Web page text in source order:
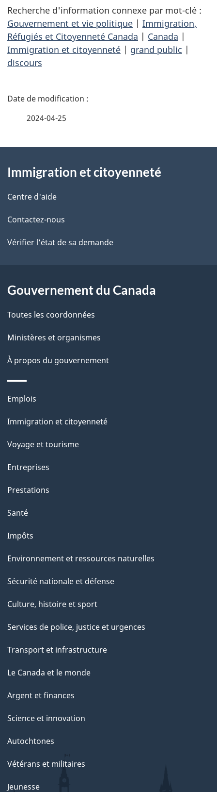
Recherche d'information connexe par mot-clé :
Gouvernement et vie politique | Immigration,
Réfugiés et Citoyenneté Canada | Canada |
Immigration et citoyenneté | grand public |
discours
D
i
l
s
d
l
a
g
e
2024-04-25
propos
de
ce
site
Immigration et citoyenneté
Centre d'aide
Contactez-nous
Vérifier l’état de sa demande
Gouvernement du Canada
Toutes les coordonnées
Ministères et organismes
À propos du gouvernement
Thèmes
sujets
Emplois
Immigration et citoyenneté
Voyage et tourisme
Entreprises
Prestations
Santé
Impôts
Environnement et ressources naturelles
Sécurité nationale et défense
Culture, histoire et sport
Services de police, justice et urgences
Transport et infrastructure
Le Canada et le monde
Argent et finances
Science et innovation
Autochtones
Vétérans et militaires
Jeunesse